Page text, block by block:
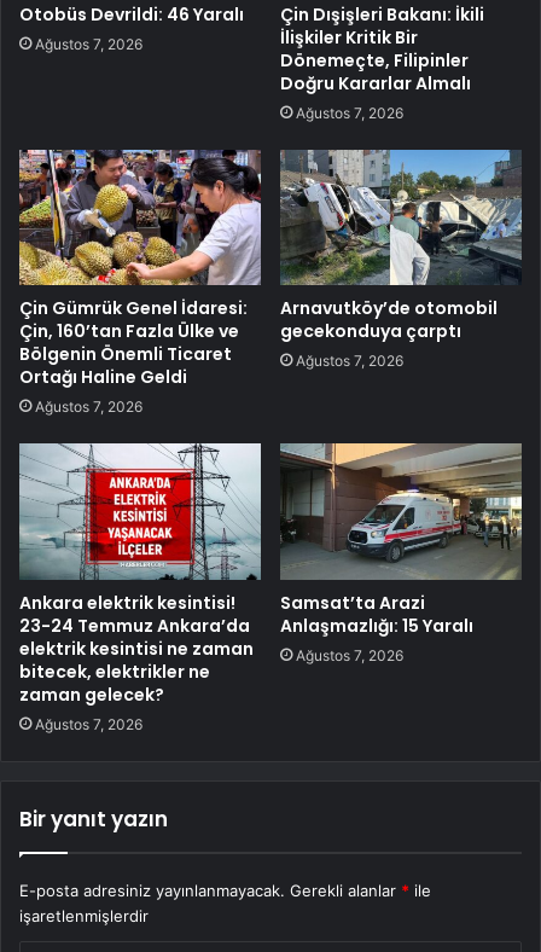
Otobüs Devrildi: 46 Yaralı
Ağustos 7, 2026
Çin Dışişleri Bakanı: İkili
İlişkiler Kritik Bir
Dönemeçte, Filipinler
Doğru Kararlar Almalı
Ağustos 7, 2026
Çin Gümrük Genel İdaresi:
Çin, 160’tan Fazla Ülke ve
Bölgenin Önemli Ticaret
Ortağı Haline Geldi
Ağustos 7, 2026
Arnavutköy’de otomobil
gecekonduya çarptı
Ağustos 7, 2026
Ankara elektrik kesintisi!
23-24 Temmuz Ankara’da
elektrik kesintisi ne zaman
bitecek, elektrikler ne
zaman gelecek?
Ağustos 7, 2026
Samsat’ta Arazi
Anlaşmazlığı: 15 Yaralı
Ağustos 7, 2026
Bir yanıt yazın
E-posta adresiniz yayınlanmayacak. Gerekli alanlar * ile
işaretlenmişlerdir